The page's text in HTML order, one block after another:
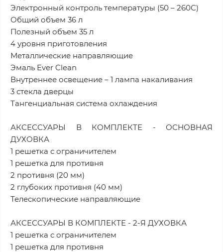
Электронный контроль температуры (50 – 260С)
Общий объем 36 л
Полезный объем 35 л
4 уровня приготовления
Металлические направляющие
Эмаль Ever Clean
Внутреннее освещение – 1 лампа накаливания
3 стекла дверцы
Тангенциальная система охлаждения
АКСЕССУАРЫ В КОМПЛЕКТЕ - ОСНОВНАЯ
ДУХОВКА
1 решетка с ограничителем
1 решетка для противня
2 противня (20 мм)
2 глубоких противня (40 мм)
Телескопические направляющие
АКСЕССУАРЫ В КОМПЛЕКТЕ - 2-Я ДУХОВКА
1 решетка с ограничителем
1 решетка для противня